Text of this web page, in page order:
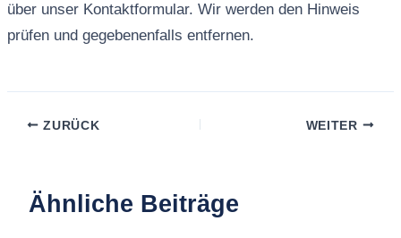
über unser Kontaktformular. Wir werden den Hinweis
prüfen und gegebenenfalls entfernen.
ZURÜCK WEITER
Ähnliche Beiträge